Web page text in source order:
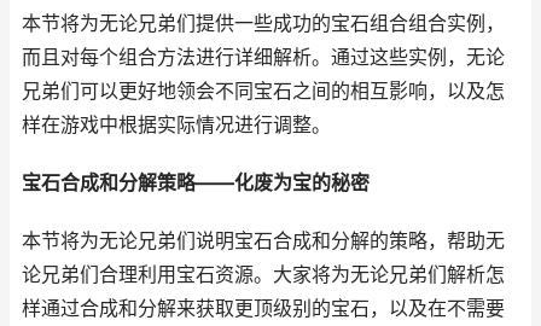
本节将为无论兄弟们提供一些成功的宝石组合组合实例，
而且对每个组合方法进行详细解析。通过这些实例，无论
兄弟们可以更好地领会不同宝石之间的相互影响，以及怎
样在游戏中根据实际情况进行调整。
宝石合成和分解策略——化废为宝的秘密
本节将为无论兄弟们说明宝石合成和分解的策略，帮助无
论兄弟们合理利用宝石资源。大家将为无论兄弟们解析怎
样通过合成和分解来获取更顶级别的宝石，以及在不需要